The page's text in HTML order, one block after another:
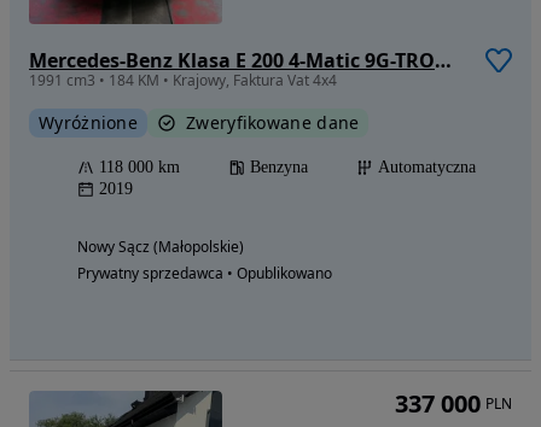
Mercedes-Benz Klasa E 200 4-Matic 9G-TRONIC
1991 cm3 • 184 KM • Krajowy, Faktura Vat 4x4
Wyróżnione Zweryfikowane dane
118 000 km Benzyna
Automatyczna
2019
Nowy Sącz (Małopolskie)
Prywatny sprzedawca • Opublikowano
337 000 PLN